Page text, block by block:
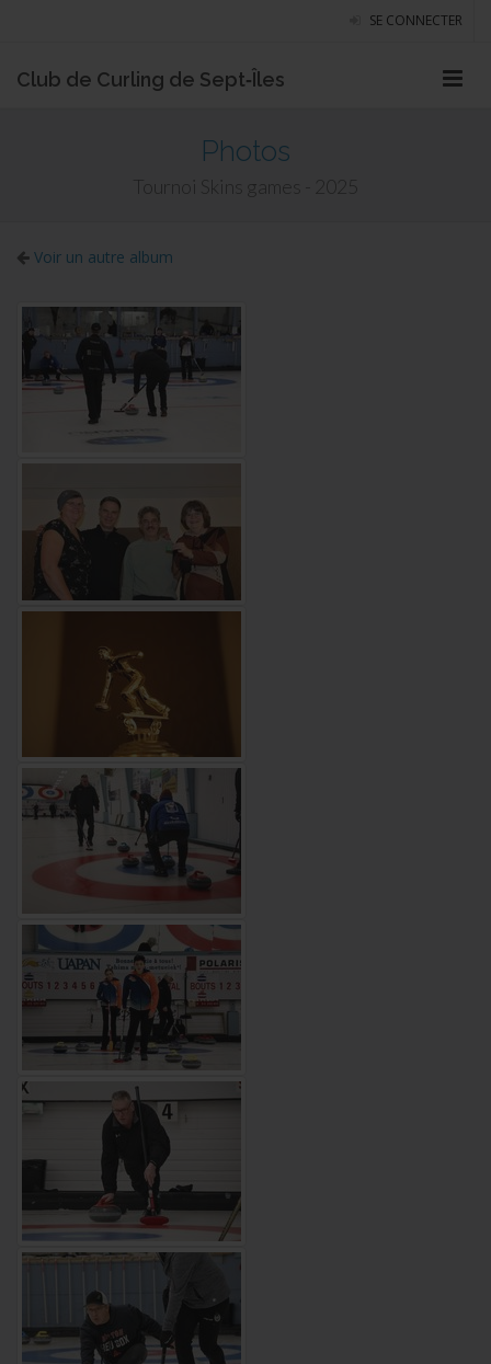
SE CONNECTER
Club de Curling de Sept‑Îles
Photos
Tournoi Skins games - 2025
Voir un autre album